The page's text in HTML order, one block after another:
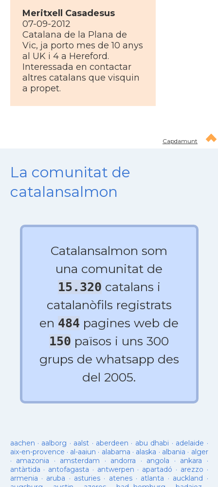
Meritxell Casadesus
07-09-2012
Catalana de la Plana de
Vic, ja porto mes de 10 anys
al UK i 4 a Hereford.
Interessada en contactar
altres catalans que visquin
a propet.
Capdamunt
La comunitat de
catalansalmon
Catalansalmon som
una comunitat de
15.320 catalans i
catalanòfils registrats
en 484 pagines web de
150 països i uns 300
grups de whatsapp des
del 2005.
aachen · aalborg · aalst · aberdeen · abu dhabi · adelaide ·
aix-en-provence · al-aaiun · alabama · alaska · albania · alger
· amazonia · amsterdam · andorra · angola · ankara ·
antàrtida · antofagasta · antwerpen · apartadó · arezzo ·
armenia · aruba · asturies· atenes· atlanta · auckland ·